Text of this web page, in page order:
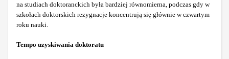
na studiach doktoranckich była bardziej równomierna, podczas gdy w
szkołach doktorskich rezygnacje koncentrują się głównie w czwartym
roku nauki.
Tempo uzyskiwania doktoratu